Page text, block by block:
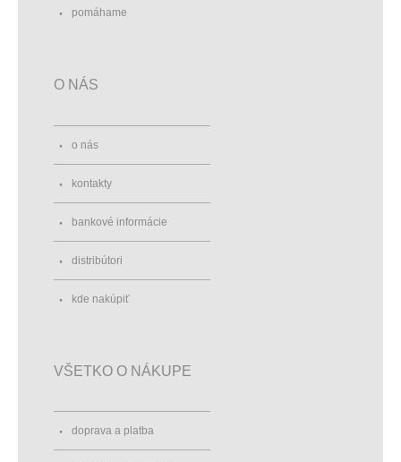
pomáhame
O NÁS
o nás
kontakty
bankové informácie
distribútori
kde nakúpiť
VŠETKO O NÁKUPE
doprava a platba